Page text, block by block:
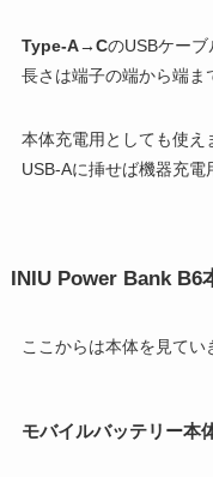
Type-A→CのUSBケーブ
長さは端子の端から端ま
本体充電用としても使え
USB-Aに挿せば機器充電
INIU Power Bank B6
ここからは本体を見てい
モバイルバッテリー本